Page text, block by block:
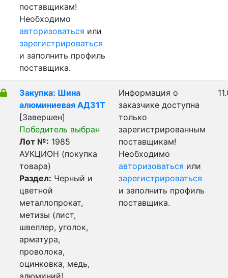
поставщикам!
Необходимо
авторизоваться или
зарегистрироваться
и заполнить профиль
поставщика.
Закупка: Шина
алюминиевая АД31Т
[Завершен]
Победитель выбран
Лот №: 1985
АУКЦИОН (покупка
товара)
Раздел: Черный и
цветной
металлопрокат,
метизы (лист,
швеллер, уголок,
арматура,
проволока,
оцинковка, медь,
алюминий)
Информация о
заказчике доступна
только
зарегистрированным
поставщикам!
Необходимо
авторизоваться или
зарегистрироваться
и заполнить профиль
поставщика.